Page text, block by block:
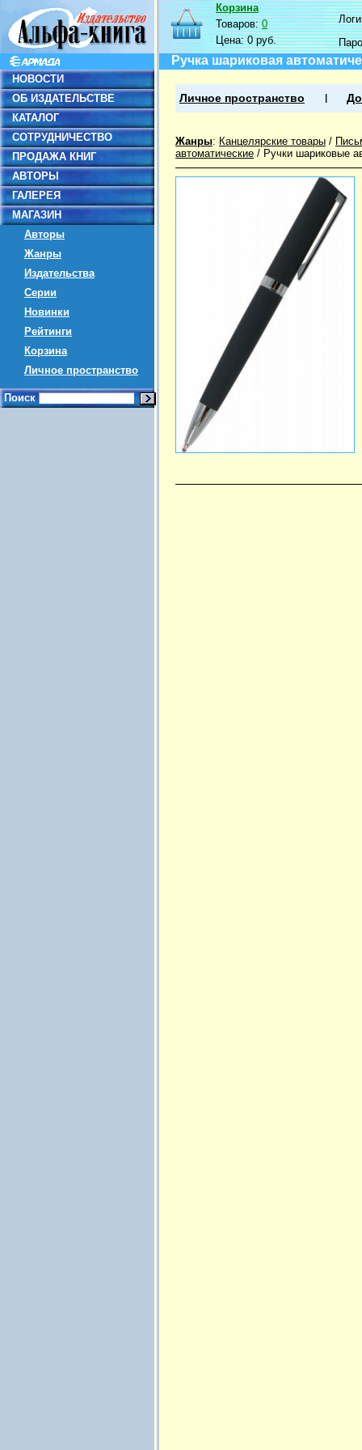
НОВОСТИ
ОБ ИЗДАТЕЛЬСТВЕ
КАТАЛОГ
СОТРУДНИЧЕСТВО
ПРОДАЖА КНИГ
АВТОРЫ
ГАЛЕРЕЯ
МАГАЗИН
Авторы
Жанры
Издательства
Серии
Новинки
Рейтинги
Корзина
Личное пространство
Поиск
Корзина
Товаров:0
Цена:0 руб.
Ручка шариковая
Личное пространство
Жанры: Канцелярские товары /
автоматические / Ручки шариковые